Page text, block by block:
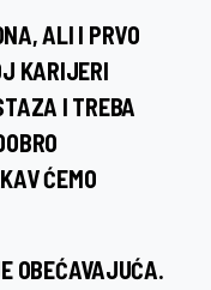
ALI I PRVO
KARIJERI
I TREBA
ĆEMO
OBEĆAVAJUĆA.